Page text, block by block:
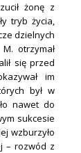
żonę z
tryb życia,
dzielnych
otrzymał
się przed
im
był w
nawet do
sukcesie
wzburzyło
– rozwód z